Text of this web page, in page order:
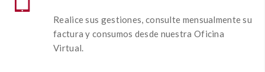
Realice sus gestiones, consulte mensualmente su
factura y consumos desde nuestra Oficina
Virtual.